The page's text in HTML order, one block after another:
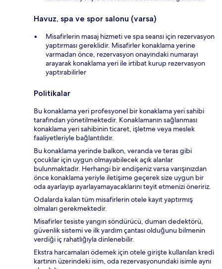
Havuz, spa ve spor salonu (varsa)
Misafirlerin masaj hizmeti ve spa seansı için rezervasyon
yaptırması gereklidir. Misafirler konaklama yerine
varmadan önce, rezervasyon onayındaki numarayı
arayarak konaklama yeri ile irtibat kurup rezervasyon
yaptırabilirler
Politikalar
Bu konaklama yeri profesyonel bir konaklama yeri sahibi
tarafından yönetilmektedir. Konaklamanın sağlanması
konaklama yeri sahibinin ticaret, işletme veya meslek
faaliyetleriyle bağlantılıdır.
Bu konaklama yerinde balkon, veranda ve teras gibi
çocuklar için uygun olmayabilecek açık alanlar
bulunmaktadır. Herhangi bir endişeniz varsa varışınızdan
önce konaklama yeriyle iletişime geçerek size uygun bir
oda ayarlayıp ayarlayamayacaklarını teyit etmenizi öneririz.
Odalarda kalan tüm misafirlerin otele kayıt yaptırmış
olmaları gerekmektedir.
Misafirler tesiste yangın söndürücü, duman dedektörü,
güvenlik sistemi ve ilk yardım çantası olduğunu bilmenin
verdiği iç rahatlığıyla dinlenebilir.
Ekstra harcamaları ödemek için otele girişte kullanılan kredi
kartının üzerindeki isim, oda rezervasyonundaki isimle aynı